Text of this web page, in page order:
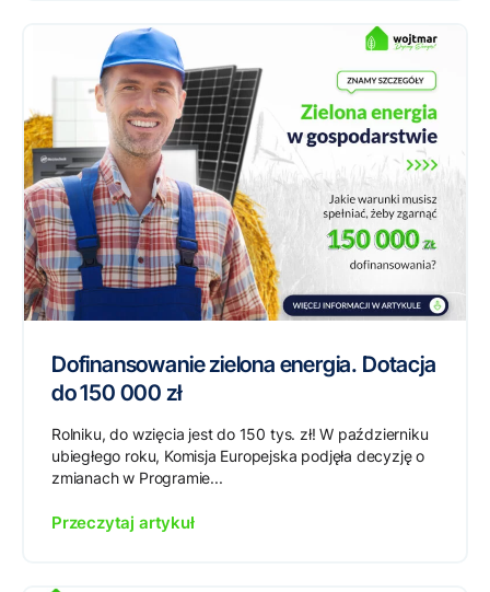
Dofinansowanie zielona energia. Dotacja
do 150 000 zł
Rolniku, do wzięcia jest do 150 tys. zł! W październiku
ubiegłego roku, Komisja Europejska podjęła decyzję o
zmianach w Programie...
Przeczytaj artykuł